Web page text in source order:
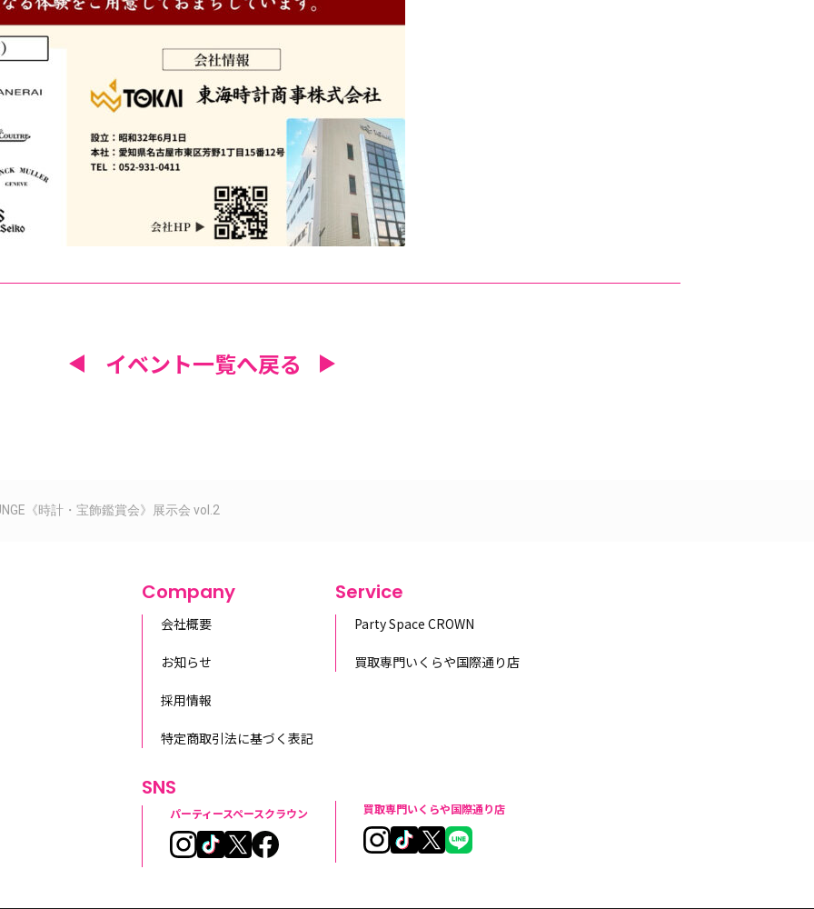
イベント一覧へ戻る
《時計・宝飾鑑賞会》展示会 vol.2
Company
会社概要
お知らせ
採用情報
特定商取引法に基づく表記
Service
Party Space CROWN
買取専門いくらや国際通り店
SNS
パーティースペースクラウン 買取専門いくらや国際通り店